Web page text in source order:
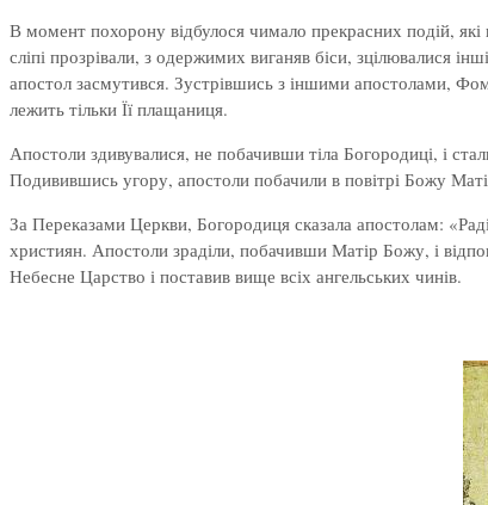
В момент похорону відбулося чимало прекрасних подій,
сліпі прозрівали, з одержимих виганяв біси, зцілювалися
апостол засмутився. Зустрівшись з іншими апостолами,
лежить тільки Її плащаниця.
Апостоли здивувалися, не побачивши тіла Богородиці, і
Подивившись угору, апостоли побачили в повітрі Божу
За Переказами Церкви, Богородиця сказала апостолам:
християн. Апостоли зраділи, побачивши Матір Божу, і
Небесне Царство і поставив вище всіх ангельських чинів.